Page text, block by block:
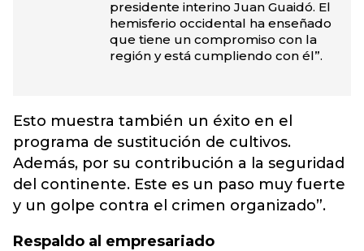
presidente interino Juan Guaidó. El
hemisferio occidental ha enseñado
que tiene un compromiso con la
región y está cumpliendo con él”.
Esto muestra también un éxito en el
programa de sustitución de cultivos.
Además, por su contribución a la seguridad
del continente. Este es un paso muy fuerte
y un golpe contra el crimen organizado”.
Respaldo al empresariado